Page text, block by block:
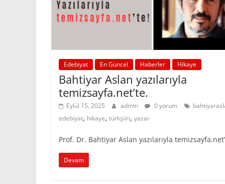
Edebiyat En Güncel Haberler Hikaye
Bahtiyar Aslan yazılarıyla
temizsayfa.net’te.
Eylül 15, 2025 admin 0 yorum
edebiyat, hikaye, türkşiiri, yazar
Prof. Dr. Bahtiyar Aslan yazılarıyla
Devam